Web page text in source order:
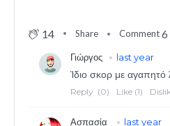
14 Share Comment6